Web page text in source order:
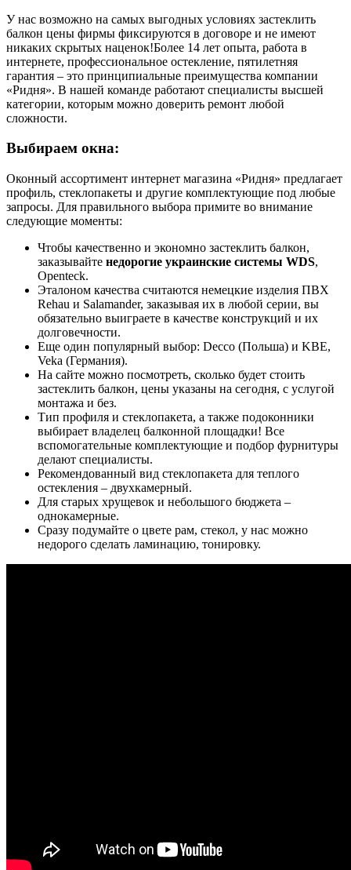
У нас возможно на самых выгодных условиях застеклить
балкон цены фирмы фиксируются в договоре и не имеют
никаких скрытых наценок!Более 14 лет опыта, работа в
интернете, профессиональное остекление, пятилетняя
гарантия – это принципиальные преимущества компании
«Ридня». В нашей команде работают специалисты высшей
категории, которым можно доверить ремонт любой
сложности.
Выбираем окна:
Оконный ассортимент интернет магазина «Ридня» предлагает
профиль, стеклопакеты и другие комплектующие под любые
запросы. Для правильного выбора примите во внимание
следующие моменты:
Чтобы качественно и экономно застеклить балкон,
заказывайте недорогие украинские системы WDS,
Openteck.
Эталоном качества считаются немецкие изделия ПВХ
Rehau и Salamander, заказывая их в любой серии, вы
обязательно выиграете в качестве конструкций и их
долговечности.
Еще один популярный выбор: Decco (Польша) и KBE,
Veka (Германия).
На сайте можно посмотреть, сколько будет стоить
застеклить балкон, цены указаны на сегодня, с услугой
монтажа и без.
Тип профиля и стеклопакета, а также подоконники
выбирает владелец балконной площадки! Все
вспомогательные комплектующие и подбор фурнитуры
делают специалисты.
Рекомендованный вид стеклопакета для теплого
остекления – двухкамерный.
Для старых хрущевок и небольшого бюджета –
однокамерные.
Сразу подумайте о цвете рам, стекол, у нас можно
недорого сделать ламинацию, тонировку.